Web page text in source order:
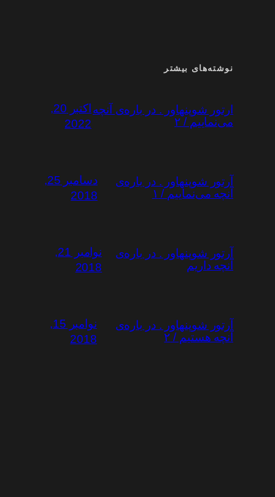
نوشته‌های بیشتر
ارتور شوپنهاور . در باره‌ی آنچه
می‌نماییم / ۲
اکتبر 20,
2022
آرتور شوپنهاور . در باره‌ی
آنچه می‌نماییم / ۱
دسامبر 25,
2018
آرتور شوپنهاور . در باره‌ی
آنچه داریم
نوامبر 21,
2018
آرتور شوپنهاور . در باره‌ی
آنچه هستیم / ۲
نوامبر 15,
2018